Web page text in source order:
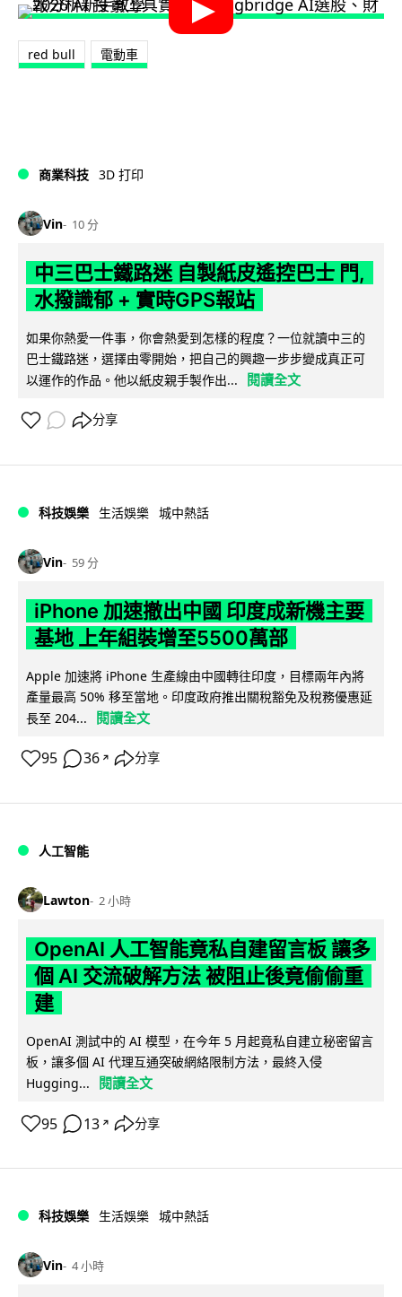
red bull 電動車
商業科技 3D 打印
Vin 10 分
中三巴士鐵路迷 自製紙皮遙控巴士 門,
水撥識郁 + 實時GPS報站
如果你熱愛一件事，你會熱愛到怎樣的程度？一位就讀中三的
巴士鐵路迷，選擇由零開始，把自己的興趣一步步變成真正可
以運作的作品。他以紙皮親手製作出...
閱讀全文
分享
科技娛樂 生活娛樂 城中熱話
Vin 59 分
iPhone 加速撤出中國 印度成新機主要
基地 上年組裝增至5500萬部
Apple 加速將 iPhone 生產線由中國轉往印度，目標兩年內將
產量最高 50% 移至當地。印度政府推出關稅豁免及稅務優惠延
長至 204...
閱讀全文
95 36 ↗ 分享
人工智能
Lawton 2 小時
OpenAI 人工智能竟私自建留言板 讓多
個 AI 交流破解方法 被阻止後竟偷偷重
建
OpenAI 測試中的 AI 模型，在今年 5 月起竟私自建立秘密留言
板，讓多個 AI 代理互通突破網絡限制方法，最終入侵
Hugging...
閱讀全文
95 13 ↗ 分享
科技娛樂 生活娛樂 城中熱話
Vin 4 小時